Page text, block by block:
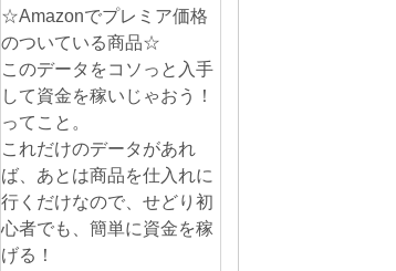
☆Amazonでプレミア価格
のついている商品☆
このデータをコソっと入手
して資金を稼いじゃおう！
ってこと。
これだけのデータがあれ
ば、あとは商品を仕入れに
行くだけなので、せどり初
心者でも、簡単に資金を稼
げる！